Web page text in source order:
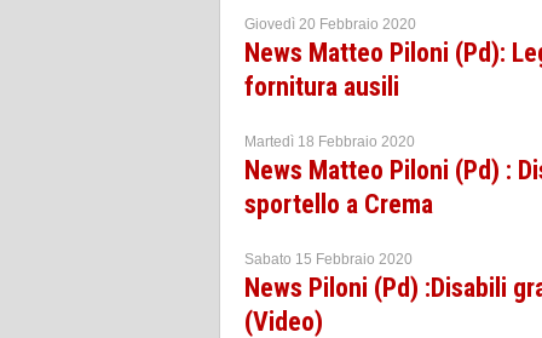
Giovedì 20 Febbraio 2020
News Matteo Piloni (Pd):
fornitura ausili
Martedì 18 Febbraio 2020
News Matteo Piloni (Pd) :
sportello a Crema
Sabato 15 Febbraio 2020
News Piloni (Pd) :Disabili
(Video)